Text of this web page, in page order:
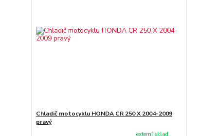
Chladič motocyklu HONDA CR 250 X 2004-2009
pravý
externí sklad,